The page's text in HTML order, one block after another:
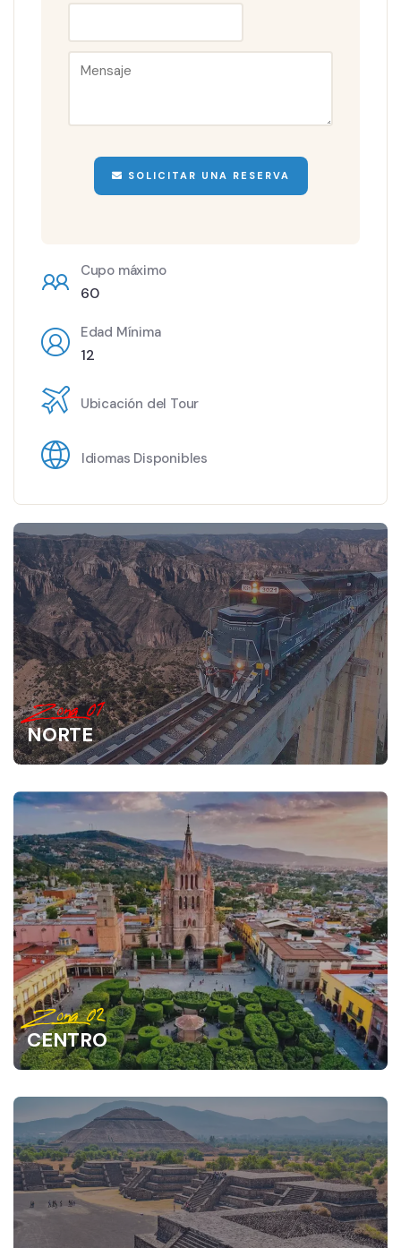
SOLICITAR UNA RESERVA
Cupo máximo
60
Edad Mínima
12
Ubicación del Tour
Idiomas Disponibles
Zona 01
NORTE
Zona 02
CENTRO